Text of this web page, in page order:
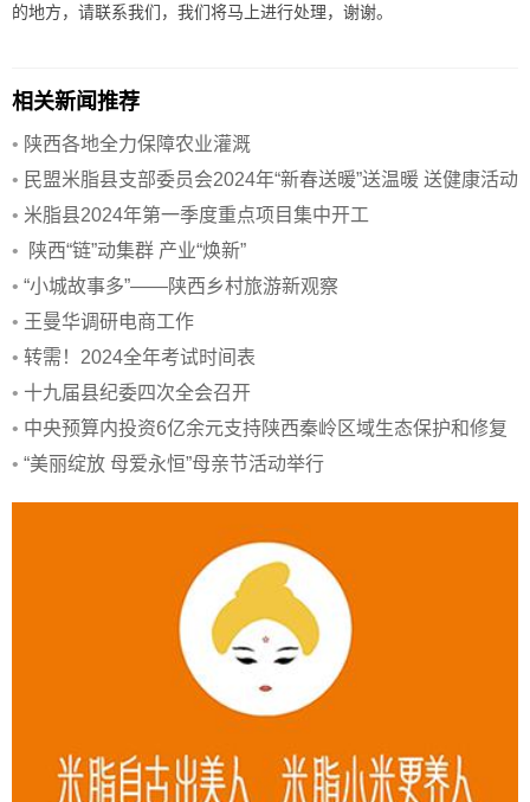
的地方，请联系我们，我们将马上进行处理，谢谢。
相关新闻推荐
• 陕西各地全力保障农业灌溉
• 民盟米脂县支部委员会2024年“新春送暖”送温暖 送健康活动
举行
• 米脂县2024年第一季度重点项目集中开工
•
陕西“链”动集群 产业“焕新”
• “小城故事多”——陕西乡村旅游新观察
• 王曼华调研电商工作
• 转需！2024全年考试时间表
• 十九届县纪委四次全会召开
• 中央预算内投资6亿余元支持陕西秦岭区域生态保护和修复
项目建设
• “美丽绽放 母爱永恒”母亲节活动举行